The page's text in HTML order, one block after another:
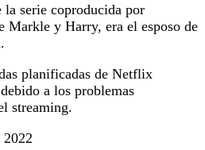
serie coproducida por
Markle y Harry, era el esposo de
planificadas de Netflix
a los problemas
streaming.